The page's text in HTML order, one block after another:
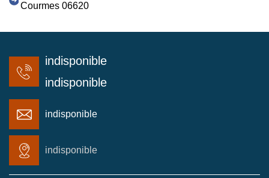
Courmes 06620
indisponible
indisponible
indisponible
indisponible